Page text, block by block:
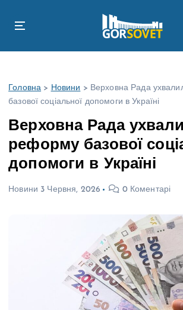
Головна > Новини > Верховна Рада
базової соціальної допомоги в Україні
Верховна Рада
реформу базової
допомоги в Україні
Новини 3 Червня, 2026 0 Коментарі